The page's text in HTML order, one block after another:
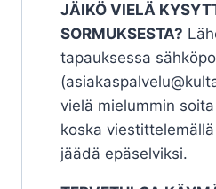
JÄIKÖ VIELÄ
SORMUKSESTA?
tapauksessa
vielä mielummin
koska
jäädä epäselviksi.